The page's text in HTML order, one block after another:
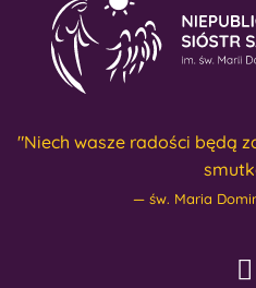
"Niech wasze radości będą
św. Maria